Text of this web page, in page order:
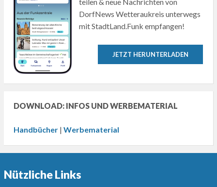
DorfNews Wetteraukreis unterwegs
mit StadtLand.Funk empfangen!
JETZT HERUNTERLADEN
DOWNLOAD: INFOS UND WERBEMATERIAL
Handbücher| Werbematerial
Nützliche Links